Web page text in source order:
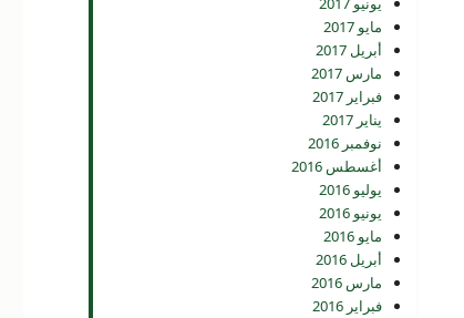
مايو 2017
أبريل 2017
مارس 2017
فبراير 2017
يناير 2017
نوفمبر 2016
أغسطس 2016
يوليو 2016
يونيو 2016
مايو 2016
أبريل 2016
مارس 2016
فبراير 2016